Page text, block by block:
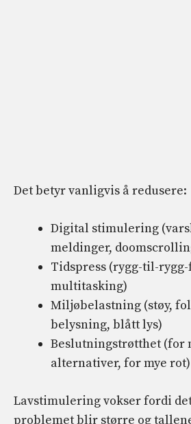
Det betyr vanligvis å redusere:
Digital stimulering
meldinger,
Tidspress (rygg-til-
multitasking)
Miljøbelastning (støy,
belysning, blått lys)
Beslutningstrøtthet (for
alternativer, for mye rot)
Lavstimulering vokser fordi
problemet blir større og